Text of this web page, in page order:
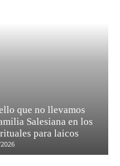
que no llevamos
Salesiana en los
para laicos